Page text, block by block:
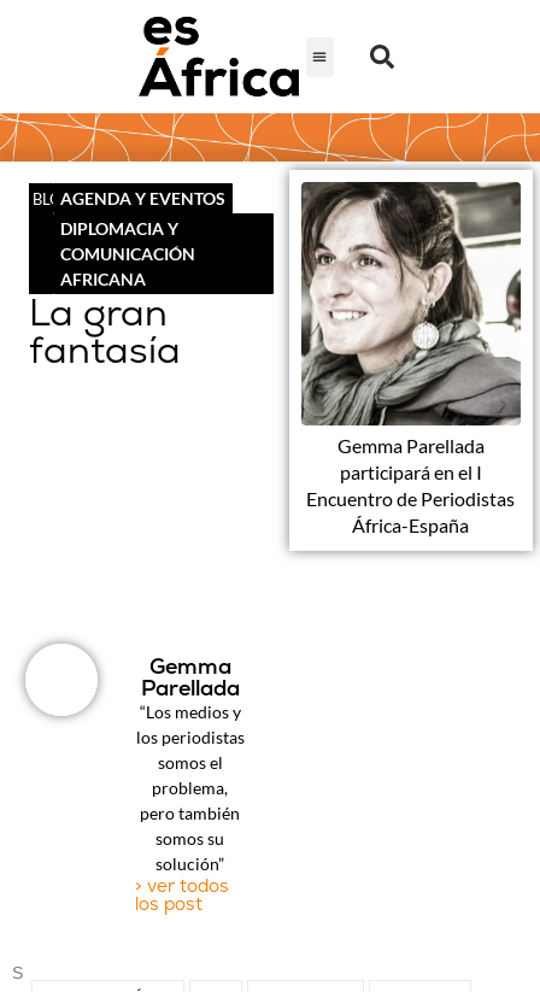
BLOGAGENDA Y EVENTOS
DIPLOMACIA Y
COMUNICACIÓN
AFRICANA
La gran
fantasía
Gemma Parellada
participará en el I
Encuentro de Periodistas
África-España
Gemma
Parellada
“Los medios y
los periodistas
somos el
problema,
pero también
somos su
solución”
> ver todos
los post
S